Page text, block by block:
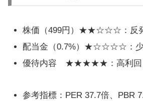
株価（499円）★★☆☆☆：反
配当金（0.7%）★☆☆☆☆：少
優待内容 ★★★★★：高利回
参考指標：PER 37.7倍、PBR